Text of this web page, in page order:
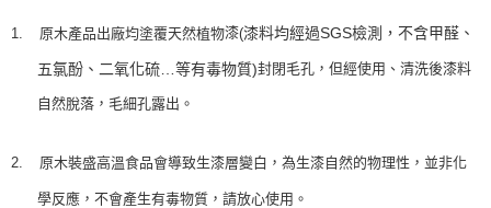
1. 原木產品出廠均塗覆天然植物漆(漆料均經過SGS檢測，不含甲醛、
五氯酚、二氧化硫 等有毒物質)封閉毛孔，但經使用、清洗後漆料
自然脫落，毛細孔露出。
2. 原木裝盛高溫食品會導致生漆層變白，為生漆自然的物理性，並非化
學反應，不會產生有毒物質，請放心使用。